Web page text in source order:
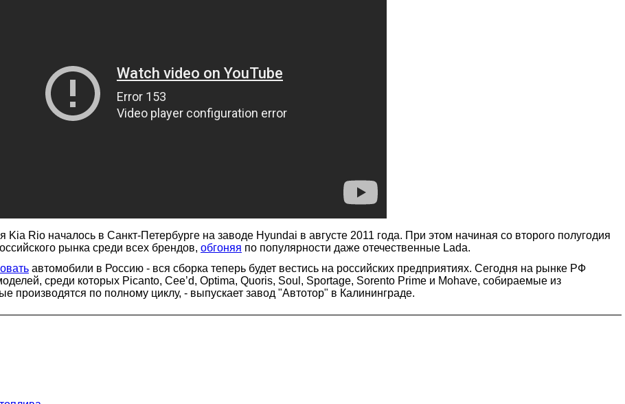
Kia Rio началось в Санкт-Петербурге на заводе Hyundai в августе 2011 года. При этом начиная со второго полугодия
рынка среди всех брендов, обгоняя по популярности даже отечественные Lada.
автомобили в Россию - вся сборка теперь будет вестись на российских предприятиях. Сегодня на рынке РФ
среди которых Picanto, Cee’d, Optima, Quoris, Soul, Sportage, Sorento Prime и Mohave, собираемые из
производятся по полному циклу, - выпускает завод "Автотор" в Калининграде.